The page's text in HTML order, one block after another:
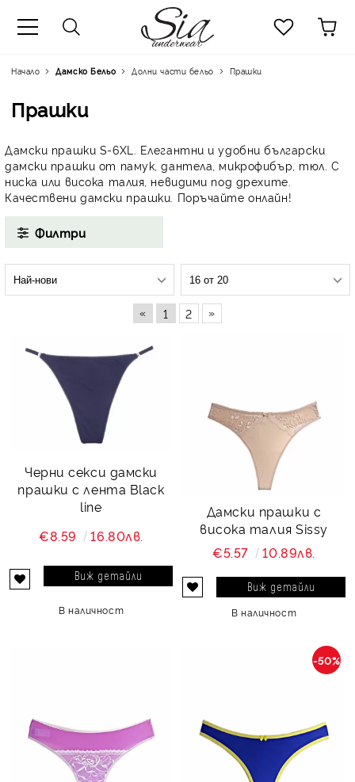
Начало Дамско Бельо Долни части бельо Прашки
Прашки
Дамски прашки S-6XL. Елегантни и удобни български
дамски прашки от памук, дантела, микрофибър, тюл. С
ниска или висока талия, невидими под дрехите.
Качествени дамски прашки. Поръчайте онлайн!
Филтри
« 1 2 »
Черни секси дамски
прашки с лента Black
line
€8.59
16.80лв.
Виж детайли
В наличност
Дамски прашки с
висока талия Sissy
€5.57
10.89лв.
Виж детайли
В наличност
-50%